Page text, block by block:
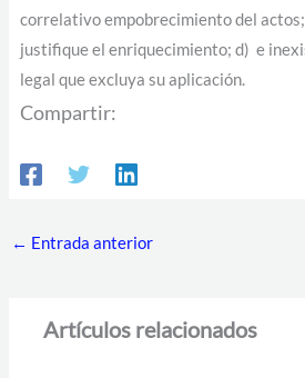
correlativo empobrecimiento del
justifique el enriquecimiento; d) e
legal que excluya su aplicación.
Compartir:
← Entrada anterior
Artículos relacionados